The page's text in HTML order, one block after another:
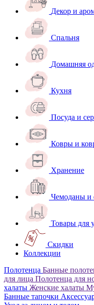
Декор и
Спальня
Домашняя
Кухня
Посуда и
Ковры и
Хранение
Чемоданы и
Товары для
Скидки
Коллекции
Полотенца Банные
для лица Полотенца для
халаты Женские халаты
Банные тапочки